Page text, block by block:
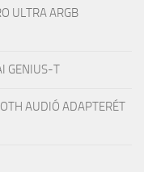
ULTRA ARGB
GENIUS-T
AUDIÓ ADAPTERÉT